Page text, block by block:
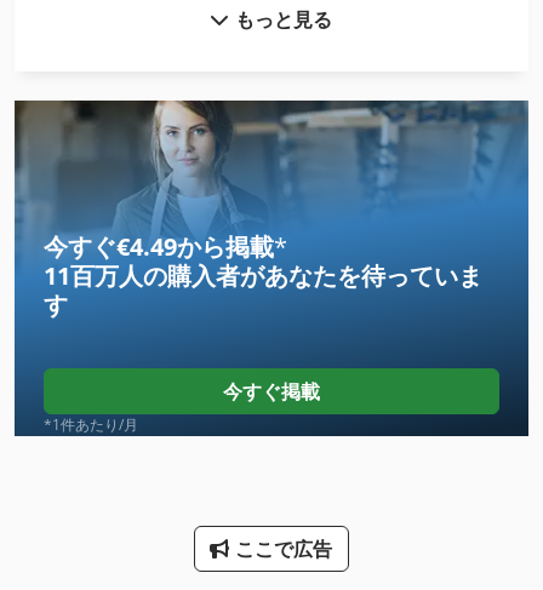
ツール ラック
トラクター
トラック
トラック クレーン
トラック スケール
トラック ダンプ
トラック トランス ミッション ジャッキ
トラック マウント携帯
もっと見る
今すぐ€4.49から掲載*
11百万人の購入者があなたを待っていま
す
今すぐ掲載
*1件あたり/月
ここで広告